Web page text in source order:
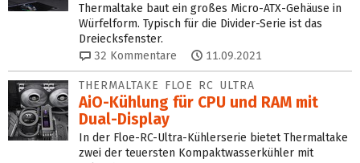
Thermaltake baut ein großes Micro-ATX-Gehäuse in
Würfelform. Typisch für die Divider-Serie ist das
Dreiecksfenster.
32 Kommentare 11.09.2021
THERMALTAKE FLOE RC ULTRA
AiO-Kühlung für CPU und RAM mit
Dual-Display
In der Floe-RC-Ultra-Kühlerserie bietet Thermaltake
zwei der teuersten Kompaktwasserkühler mit